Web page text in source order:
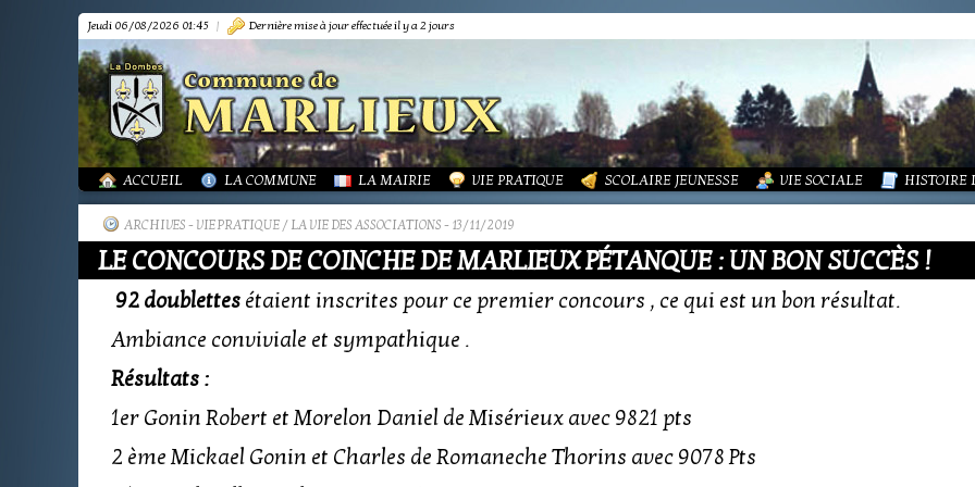
Jeudi 06/08/2026 01:45 | Dernière mise à jour effectuée il y a 2 jours
ACCUEIL LA COMMUNE LA MAIRIE VIE PRATIQUE SCOLAIRE JEUNESSE VIE SOCIALE HISTOIRE
ARCHIVES - VIE PRATIQUE / LA VIE DES ASSOCIATIONS - 13/11/2019
LE CONCOURS DE COINCHE DE MARLIEUX PÉTANQUE : UN BON SUCCÈS !
92 doublettes étaient inscrites pour ce premier concours , ce qui est un bon résultat.
Ambiance conviviale et sympathique .
Résultats :
1er Gonin Robert et Morelon Daniel de Misérieux avec 9821 pts
2 ème Mickael Gonin et Charles de Romaneche Thorins avec 9078 Pts
PRÉSENTATION
TOURISME-COMMERCES-ARTISANS
MARPA LE RENON
VIE LOCALE
ACTUALITÉS
BIBLIOTHÈQUE
PLAN LOCAL URBANISME (PLU)
LES ANNONCES DE LA MAIRIE
PUBLICATIONS
ORDURES MÉNAGÈRES ET ASSAINISSEMENT
ASSOCIATIONS
LA VIE DES ASSOCIATIONS
GROUPEMENT PAROISSIAL
ECOLE PUBLIQUE - INFORMATIONS
PÔLE ENFANCE
ECOLE PRIVÉE
ACTION SOCIALE
LA
PHOTOS